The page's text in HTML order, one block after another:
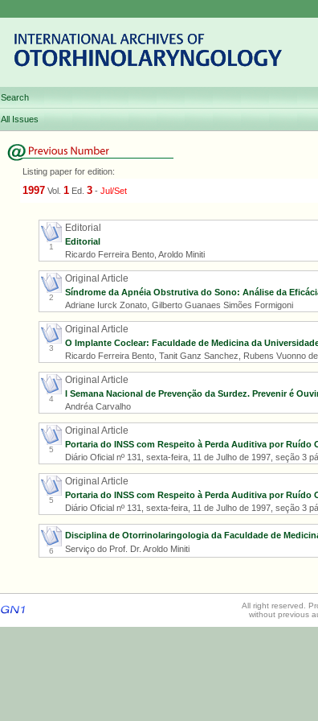
Search
All Issues
Listing paper for edition:
1997 Vol. 1 Ed. 3 - Jul/Set
1
Editorial
Editorial
Ricardo Ferreira Bento, Aroldo Miniti
2
Original Article
Síndrome da Apnéia Obstrutiva do Sono: Análise da
Adriane Iurck Zonato, Gilberto Guanaes Simões Formigoni
3
Original Article
O Implante Coclear: Faculdade de Medicina da
Ricardo Ferreira Bento, Tanit Ganz Sanchez, Rubens Vuonno
4
Original Article
I Semana Nacional de Prevenção da Surdez. Prevenir é
Andréa Carvalho
5
Original Article
Portaria do INSS com Respeito à Perda Auditiva por Ruído
Diário Oficial nº 131, sexta-feira, 11 de Julho de 1997, seção 3
5
Original Article
Portaria do INSS com Respeito à Perda Auditiva por Ruído
Diário Oficial nº 131, sexta-feira, 11 de Julho de 1997, seção 3
6
Disciplina de Otorrinolaringologia da Faculdade de
Serviço do Prof. Dr. Aroldo Miniti
All right reserved.
without previous